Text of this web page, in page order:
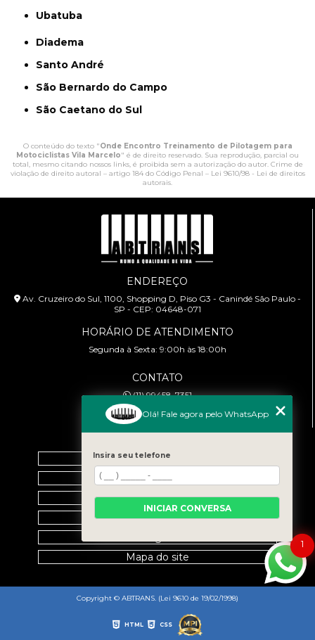
Ubatuba
Diadema
Santo André
São Bernardo do Campo
São Caetano do Sul
O conteúdo do texto "Onde Encontro Treinamento de Pilotagem para
Motociclistas Vila Marcelo" é de direito reservado. Sua reprodução, parcial ou
total, mesmo citando nossos links, é proibida sem a autorização do autor. Crime de
violação de direito autoral – artigo 184 do Código Penal – Lei 9610/98 - Lei de direitos
autorais.
ENDEREÇO
Av. Cruzeiro do Sul, 1100, Shopping D, Piso G3 - Canindé São Paulo -
SP - CEP: 04648-071
HORÁRIO DE ATENDIMENTO
Segunda à Sexta: 9:00h às 18:00h
CONTATO
(11) 99458-7351
cursoabtrans@gmail.com
Home
Empresa
Galeria
Contato
Mapa do site
Copyright © ABTRANS. (Lei 9610 de 19/02/1998)
HTML CSS
1
Olá! Fale agora pelo WhatsApp
Insira seu telefone
INICIAR CONVERSA